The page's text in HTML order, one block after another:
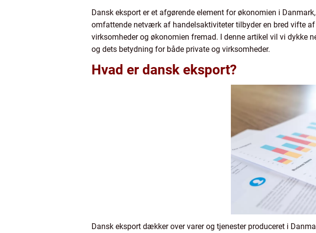
Dansk eksport er et afgørende element for økonomien i
omfattende netværk af handelsaktiviteter tilbyder en bred vifte
virksomheder og økonomien fremad. I denne artikel vil vi dykke
og dets betydning for både private og virksomheder.
Hvad er dansk eksport?
Dansk eksport dækker over varer og tjenester produceret i